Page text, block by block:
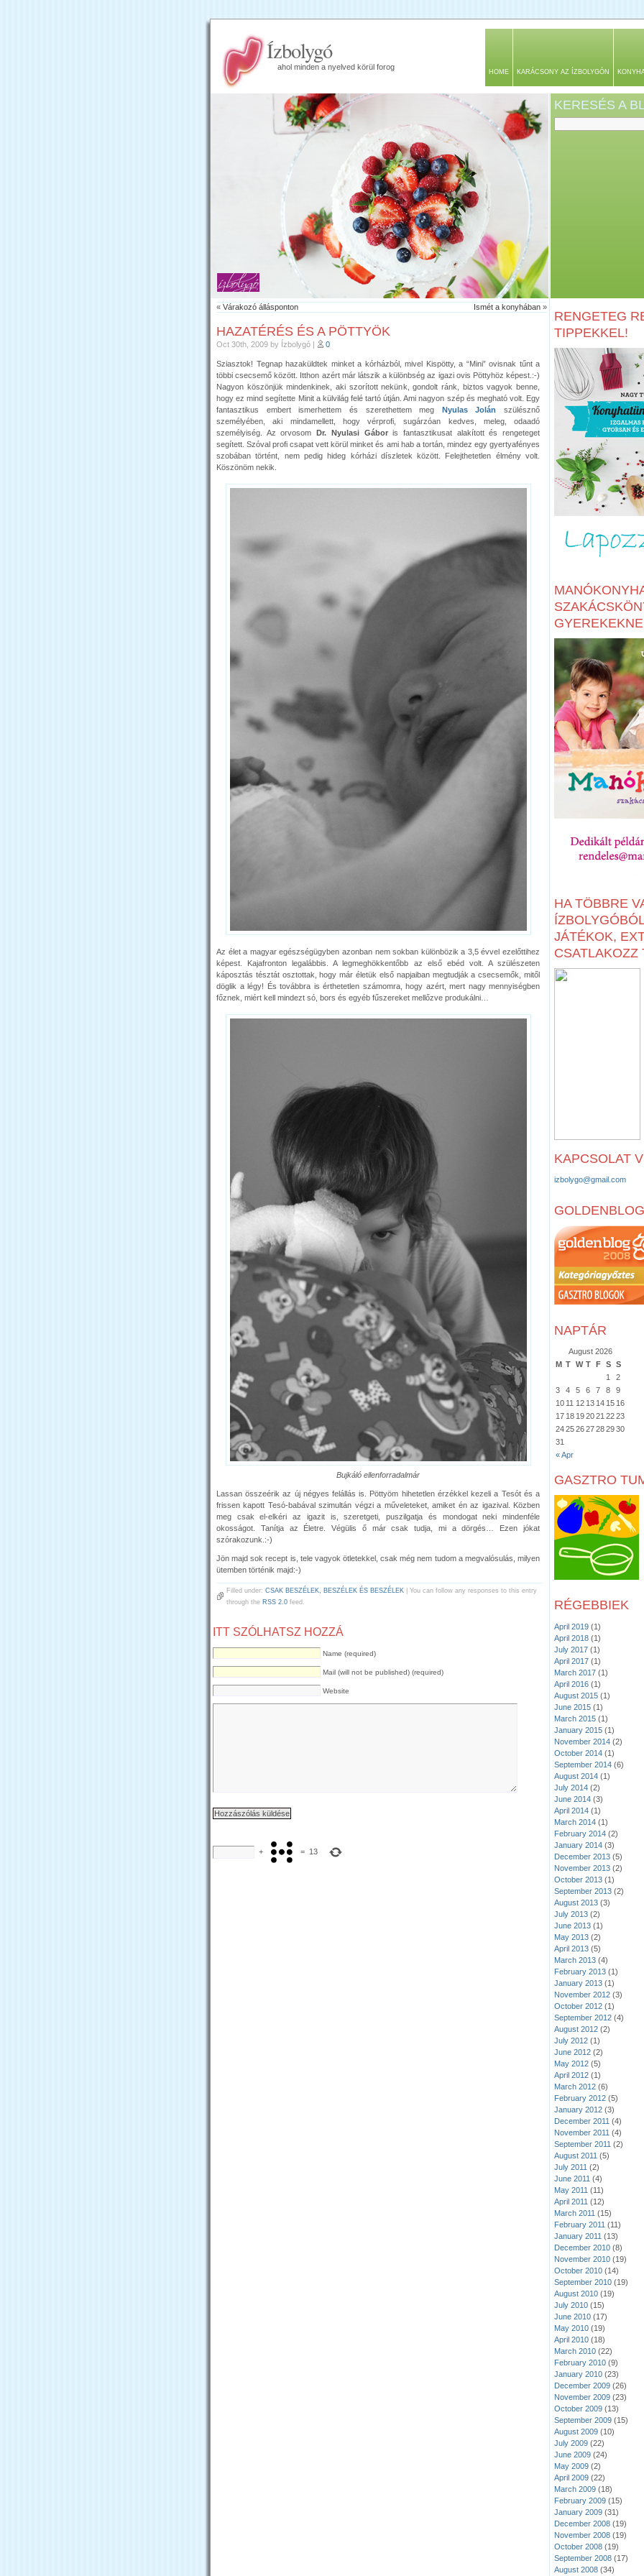
Ízbolygó
ahol minden a nyelved körül forog
HOME KARÁCSONY AZ ÍZBOLYGÓN
KERESÉS A
« Várakozó állásponton Ismét a konyhában »
HAZATÉRÉS ÉS A PÖTTYÖK
Oct 30th, 2009 by Ízbolygó | 0
Sziasztok! Tegnap hazaküldtek minket a kórházból, mivel Kispötty, a “Mini” ovisnak tűnt a
többi csecsemő között. Itthon azért már látszik a különbség az igazi ovis Pöttyhöz képest.:-)
Nagyon köszönjük mindenkinek, aki szorított nekünk, gondolt ránk, biztos vagyok benne,
hogy ez mind segítette Minit a külvilág felé tartó útján. Ami nagyon szép és megható volt. Egy
fantasztikus embert ismerhettem és szerethettem meg Nyulas Jolán
szülésznő
személyében, aki mindamellett, hogy vérprofi, sugárzóan kedves, meleg, odaadó
személyiség. Az orvosomDr. Nyulasi Gáboris fantasztikusat alakított és rengeteget
segített. Szóval profi csapat vett körül minket és ami hab a tortán, mindez egy gyertyafényes
szobában történt, nem pedig hideg kórházi díszletek között. Felejthetetlen élmény volt.
Köszönöm nekik.
Az élet a magyar egészségügyben azonban nem sokban különbözik a 3,5 évvel ezelőttihez
képest. Kajafronton legalábbis. A legmeghökkentőbb az első ebéd volt. A szülészeten
káposztás tésztát osztottak, hogy már életük első napjaiban megtudják a csecsemők, mitől
döglik a légy! És továbbra is érthetetlen számomra, hogy azért, mert nagy mennyiségben
főznek, miért kell mindezt só, bors és egyéb fűszereket mellőzve produkálni…
Bujkáló ellenforradalmár
Lassan összeérik az új négyes felállás is. Pöttyöm hihetetlen érzékkel kezeli a Tesót és a
frissen kapott Tesó-babával szimultán végzi a műveleteket, amiket én az igazival. Közben
meg csak el-elkéri az igazit is, szeretgeti, puszilgatja és mondogat neki mindenféle
okosságot. Tanítja az Életre. Végülis ő már csak tudja, mi a dörgés… Ezen jókat
szórakozunk.:-)
Jön majd sok recept is, tele vagyok ötletekkel, csak még nem tudom a megvalósulás, milyen
ütemben történik majd:-)
Filled under: CSAK BESZÉLEK, BESZÉLEK ÉS BESZÉLEK | You can follow any responses to this entry
through the RSS 2.0 feed.
ITT SZÓLHATSZ HOZZÁ
Name (required)
Mail (will not be published) (required)
Website
+ = 13
RENGETEG
TIPPEKKEL!
HA TÖBBRE
JÁTÉKOK,
CSATLAKOZZ
KAPCSOLAT
izbolygo@gmail.com
GOLDENBLOG
NAPTÁR
August 2026
M T W T F S S
« Apr
1
2
3
4 5 6 7 8
9
10 11 12 13 14 15 16
17 18 192021 2223
24252627282930
31
GASZTRO
RÉGEBBIEK
April 2019 (1)
April 2018 (1)
July 2017 (1)
April 2017 (1)
March 2017 (1)
April 2016 (1)
August 2015 (1)
June 2015 (1)
March 2015 (1)
January 2015 (1)
November 2014 (2)
October 2014 (1)
September 2014 (6)
August 2014 (1)
July 2014 (2)
June 2014 (3)
April 2014 (1)
March 2014 (1)
February 2014 (2)
January 2014 (3)
December 2013 (5)
November 2013 (2)
October 2013 (1)
September 2013 (2)
August 2013 (3)
July 2013 (2)
June 2013 (1)
May 2013 (2)
April 2013 (5)
March 2013 (4)
February 2013 (1)
January 2013 (1)
November 2012 (3)
October 2012 (1)
September 2012 (4)
August 2012 (2)
July 2012 (1)
June 2012 (2)
May 2012 (5)
April 2012 (1)
March 2012 (6)
February 2012 (5)
January 2012 (3)
December 2011 (4)
November 2011 (4)
September 2011 (2)
August 2011 (5)
July 2011 (2)
June 2011 (4)
May 2011 (11)
April 2011 (12)
March 2011 (15)
February 2011 (11)
January 2011 (13)
December 2010 (8)
November 2010 (19)
October 2010 (14)
September 2010 (19)
August 2010 (19)
July 2010 (15)
June 2010 (17)
May 2010 (19)
April 2010 (18)
March 2010 (22)
February 2010 (9)
January 2010 (23)
December 2009 (26)
November 2009 (23)
October 2009 (13)
September 2009 (15)
August 2009 (10)
July 2009 (22)
June 2009 (24)
May 2009 (2)
April 2009 (22)
March 2009 (18)
February 2009 (15)
January 2009 (31)
December 2008 (19)
November 2008 (19)
October 2008 (19)
September 2008 (17)
August 2008 (34)